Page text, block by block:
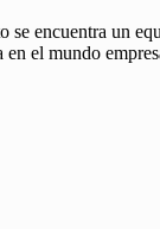
se encuentra un
en el mundo